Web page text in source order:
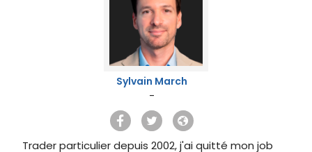
Sylvain March
-
Trader particulier depuis 2002, j'ai quitté mon job